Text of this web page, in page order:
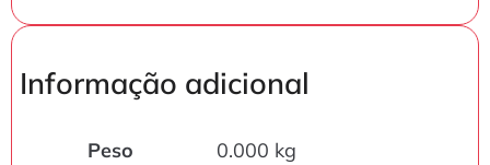
Informação adicional
Peso
0.000 kg